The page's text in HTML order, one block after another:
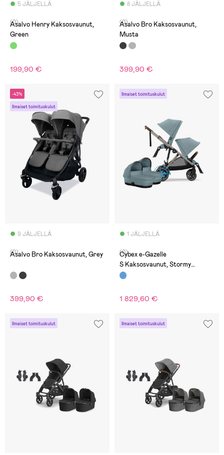
5 JÄLJELLÄ
(0)
Asalvo Henry Kaksosvaunut,
Green
199,90 €
8 JÄLJELLÄ
(0)
Asalvo Bro Kaksosvaunut,
Musta
399,90 €
-43%
Ilmaiset toimituskulut
9 JÄLJELLÄ
(0)
Asalvo Bro Kaksosvaunut, Grey
399,90 €
Ilmaiset toimituskulut
1 JÄLJELLÄ
(0)
Cybex e-Gazelle
S Kaksosvaunut, Stormy
Blue/Taupe
1 829,60 €
Ilmaiset toimituskulut Ilmaiset toimituskulut